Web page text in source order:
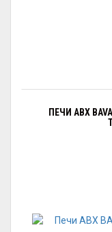
ПЕЧИ ABX